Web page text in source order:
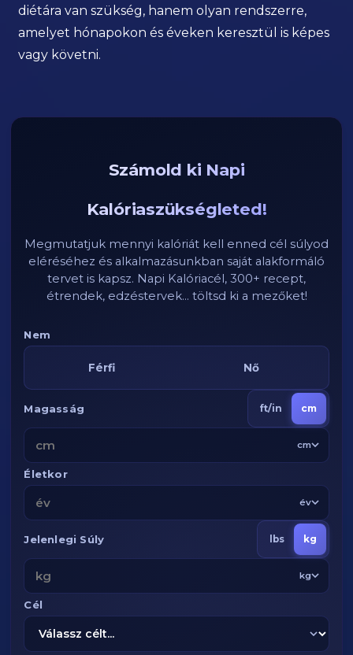
diétára van szükség, hanem olyan rendszerre,
amelyet hónapokon és éveken keresztül is képes
vagy követni.
Számold ki Napi
Kalóriaszükségleted!
Megmutatjuk mennyi kalóriát kell enned cél súlyod
eléréséhez és alkalmazásunkban saját alakformáló
tervet is kapsz. Napi Kalóriacél, 300+ recept,
étrendek, edzéstervek... töltsd ki a mezőket!
Nem
Férfi Nő
Magasság ft/in cm
cm
Életkor
év
Jelenlegi Súly lbs kg
kg
Cél